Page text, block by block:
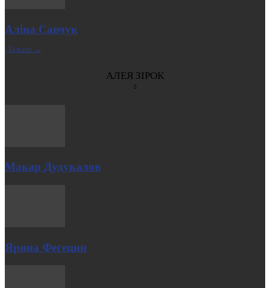
Аліна Савчук
| Більше →
АЛЕЯ ЗІРОК
Макар Дудукалов
Ярина Фегецин